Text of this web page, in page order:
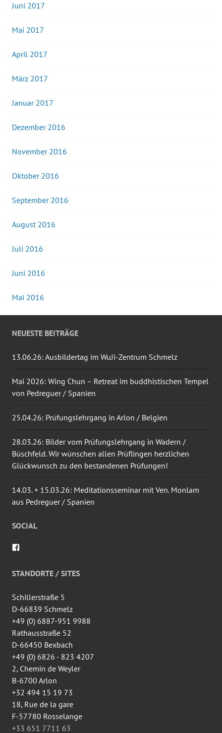
Juni 2017
Mai 2017
April 2017
März 2017
Januar 2017
Dezember 2016
November 2016
Oktober 2016
September 2016
August 2016
Juli 2016
Juni 2016
Mai 2016
NEUESTE BEITRÄGE
13.06.26: Ausbildertag im WuJi-Zentrum Schmelz
Mai 2026: Wing Chun – Retreat im buddhistischen Tempel
von Pedreguer / Spanien
25.04.26: Prüfungslehrgang in Arlon / Belgien
28.03.26: Bilder vom Prüfungslehrgang in Wadern /
Büschfeld. Wir wünschen allen Prüflingen herzlichen
Glückwunsch zu den bestandenen Prüfungen!
14.03. + 15.03.26: Meditationsseminar mit Ven. Monlam
aus Pedreguer / Spanien
SOCIAL
auf
Facebook
STANDORTE / SITES
Schillerstraße 5
D-66839 Schmelz
+49 (0) 6887-951 9988
Rathausstraße 52
D-66450 Bexbach
+49 (0) 6826 - 823 4207
2, Chemin de Weyler
B-6700 Arlon
+32 494 15 19 73
18, Rue de la gare
F-57780 Rosselange
+33 651 7711 63